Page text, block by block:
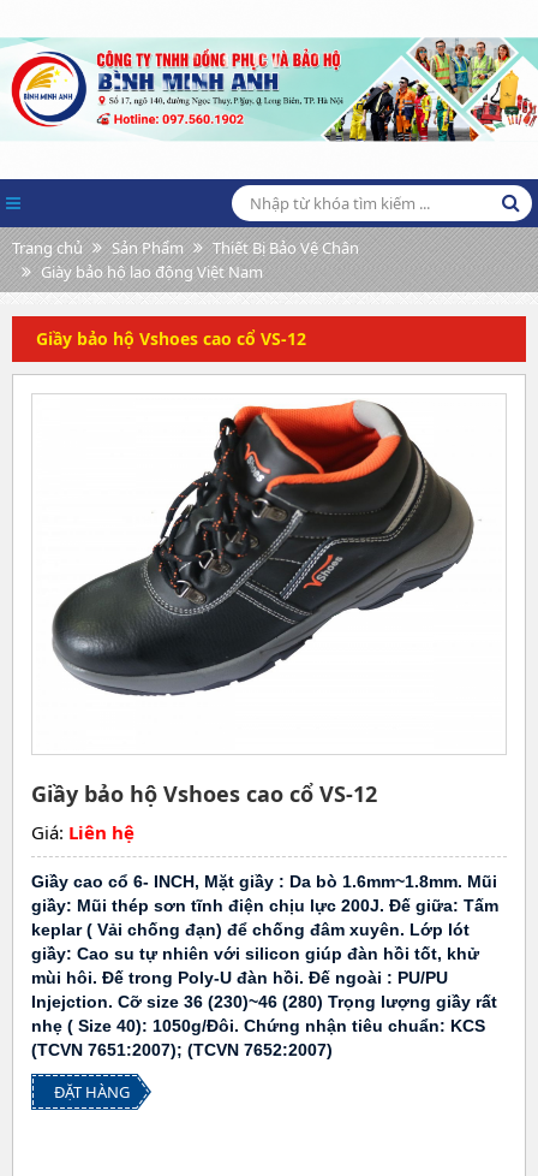
Trang chủ Sản Phẩm
Thiết Bị Bảo Vệ Chân
Giày bảo hộ lao động Việt Nam
Giầy bảo hộ Vshoes cao cổ VS-12
Giầy bảo hộ Vshoes cao cổ VS-12
Giá: Liên hệ
Giầy cao cổ 6- INCH, Mặt giầy : Da bò 1.6mm~1.8mm. Mũi
giầy: Mũi thép sơn tĩnh điện chịu lực 200J. Đế giữa: Tấm
keplar ( Vải chống đạn) để chống đâm xuyên. Lớp lót
giầy: Cao su tự nhiên với silicon giúp đàn hồi tốt, khử
mùi hôi. Đế trong Poly-U đàn hồi. Đế ngoài : PU/PU
Injejction. Cỡ size 36 (230)~46 (280) Trọng lượng giầy rất
nhẹ ( Size 40): 1050g/Đôi. Chứng nhận tiêu chuẩn: KCS
(TCVN 7651:2007); (TCVN 7652:2007)
ĐẶT HÀNG